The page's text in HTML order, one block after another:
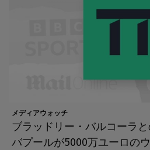
メディアウォッチ
ブラッドリー・バルコーラ
バプールが5000万ユーロの